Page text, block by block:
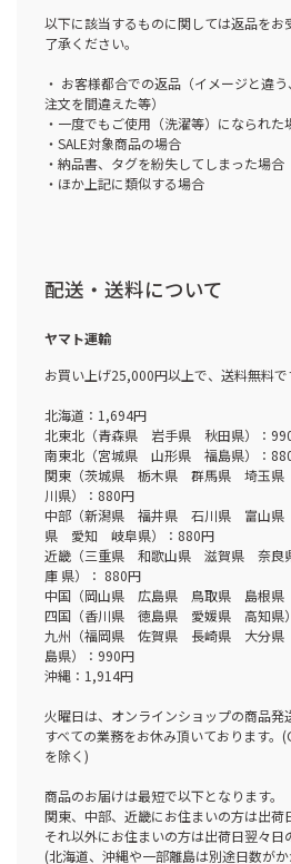
以下に該当するものに関しては返品をお
了承ください。
・ お客様都合での返品（イメージと違う
注文を間違えた等）
・一度でもご使用（洗濯等）になられた
・SALE対象商品の場合
・納品書、タグを紛失してしまった場合
・ほか上記に類似する場合
配送・送料について
ヤマト運輸
お買い上げ25,000円以上で、送料無料で
北海道：1,694円
北東北（青森県 岩手県 秋田県）：
南東北（宮城県 山形県 福島県）：
関東（茨城県 栃木県 群馬県 埼玉
川県）：880円
中部（新潟県 福井県 石川県 富山
県 愛知 岐阜県）：880円
近畿（三重県 和歌山県 滋賀県 奈
庫 県）： 880円
中国（岡山県 広島県 鳥取県 島根県
四国（香川県 徳島県 愛媛県 高知県
九州（福岡県 佐賀県 長崎県 大分
島県）：990円
沖縄：1,914円
火曜日は、オンラインショップの商品発
すべての業務をお休み頂いております。
を除く)
商品のお届けは最短で以下となります。
関東、中部、近畿にお住まいの方は出荷
それ以外にお住まいの方は出荷日翌々日
(北海道、沖縄や一部離島は別途日数が